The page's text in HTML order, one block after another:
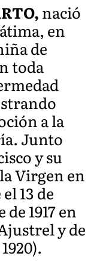
nació
en
de
toda
a la
Junto
y su
Virgen en
13 de
1917 en
y de
1920).